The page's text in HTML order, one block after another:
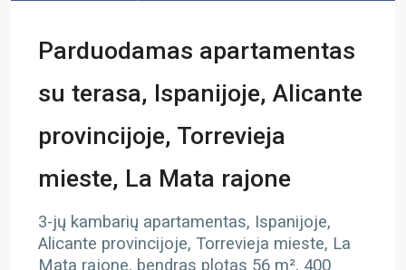
Parduodamas apartamentas
su terasa, Ispanijoje, Alicante
provincijoje, Torrevieja
mieste, La Mata rajone
3-jų kambarių apartamentas, Ispanijoje,
Alicante provincijoje, Torrevieja mieste, La
Mata rajone, bendras plotas 56 m², 400